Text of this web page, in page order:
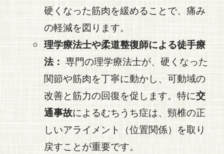
硬くなった筋肉を緩めることで、痛み
の軽減を図ります。
理学療法士や柔道整復師による徒手療
法： 専門の理学療法士が、硬くなった
関節や筋肉を丁寧に動かし、可動域の
改善と筋力の回復を促します。特に交
通事故によるむちうち症は、頸椎の正
しいアライメント（位置関係）を取り
戻すことが重要です。